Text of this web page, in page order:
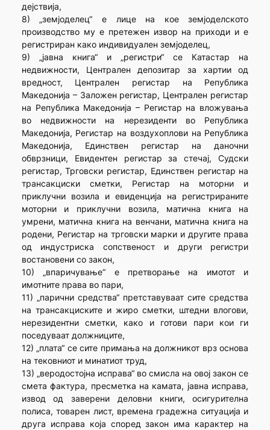
дејствија,
8) „земјоделец“ е лице на кое земјоделското
производство му е претежен извор на приходи и е
регистриран како индивидуален земјоделец,
9) „јавна книга“ и „регистри“ се Катастар на
недвижности, Централен депозитар за хартии од
вредност, Централен регистар на Република
Македонија – Заложен регистар, Централен регистар
на Република Македонија – Регистар на вложувања
во недвижности на нерезиденти во Република
Македонија, Регистар на воздухоплови на Република
Македонија, Единствен регистар на даночни
обврзници, Евидентен регистар за стечај, Судски
регистар, Трговски регистар, Единствен регистар на
трансакциски сметки, Регистар на моторни и
приклучни возила и евиденција на регистрираните
моторни и приклучни возила, матична книга на
умрени, матична книга на венчани, матична книга на
родени, Регистар на трговски марки и другите права
од индустриска сопственост и други регистри
востановени со закон,
10) „впаричување“ е претворање на имотот и
имотните права во пари,
11) „парични средства“ претставуваат сите средства
на трансакциските и жиро сметки, штедни влогови,
нерезидентни сметки, како и готови пари кои ги
поседуваат должниците,
12) „плата“ се сите примања на должникот врз основа
на тековниот и минатиот труд,
13) „веродостојна исправа“ во смисла на овој закон се
смета фактура, пресметка на камата, јавна исправа,
извод од заверени деловни книги, осигурителна
полиса, товарен лист, времена градежна ситуација и
друга исправа која според закон има карактер на